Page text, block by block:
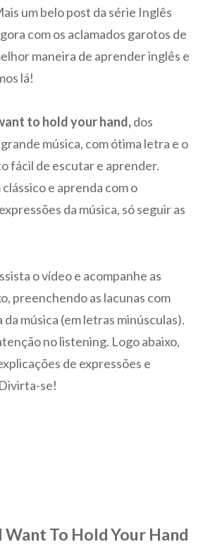
um belo post da série Inglês
com os aclamados garotos de
maneira de aprender inglês e
lá!
to hold your hand,dos
grande música, com ótima letra e o
fácil de escutar e aprender.
e aprenda com o
da música, só seguir as
o vídeo e acompanhe as
preenchendo as lacunas com
música (em letras minúsculas).
no listening. Logo abaixo,
de expressões e
se!
Want To Hold Your Hand